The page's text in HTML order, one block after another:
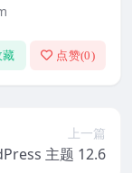
藏 点赞(0)
上一篇
主题 12.6